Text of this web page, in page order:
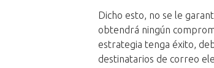
Dicho esto, no se le
obtendrá ningún
estrategia tenga éxito,
destinatarios de correo